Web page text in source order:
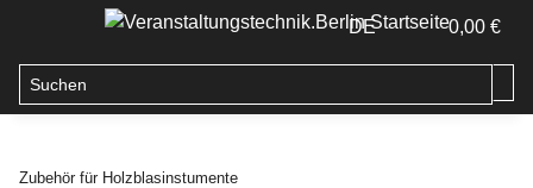
DE 0,00 €
Zubehör für Holzblasinstumente